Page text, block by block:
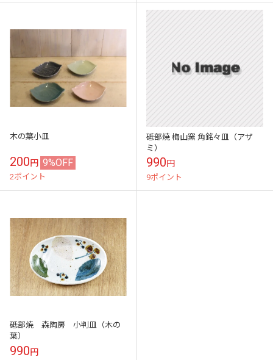
木の葉小皿
200円 9%OFF
2ポイント
砥部焼 梅山窯 角銘々皿（アザ
ミ）
990円
9ポイント
砥部焼 森陶房 小判皿（木の
葉）
990円